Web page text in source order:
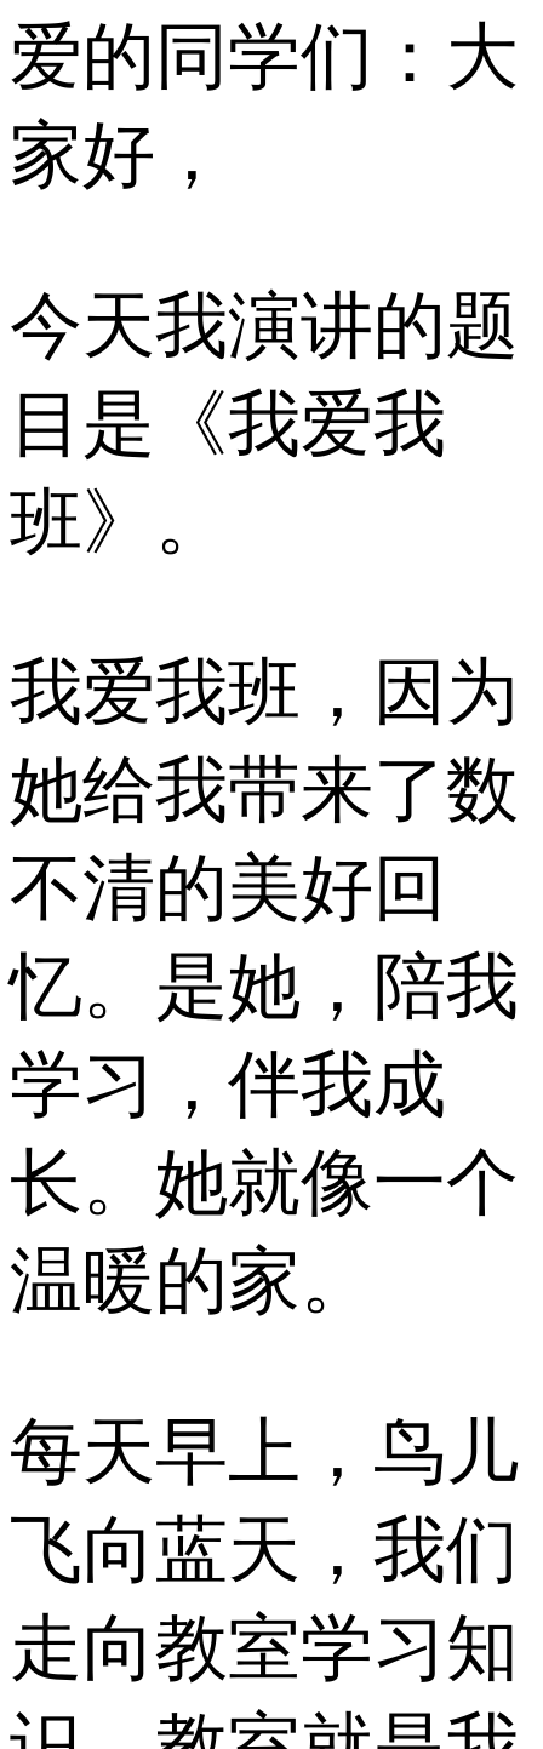
爱的同学们：大
家好，
今天我演讲的题
目是《我爱我
班》。
我爱我班，因为
她给我带来了数
不清的美好回
忆。是她，陪我
学习，伴我成
长。她就像一个
温暖的家。
每天早上，鸟儿
飞向蓝天，我们
走向教室学习知